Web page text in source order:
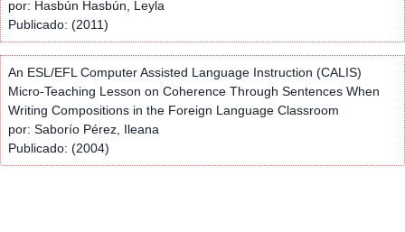
por: Hasbún Hasbún, Leyla
Publicado: (2011)
An ESL/EFL Computer Assisted Language Instruction (CALIS)
Micro-Teaching Lesson on Coherence Through Sentences When
Writing Compositions in the Foreign Language Classroom
por: Saborío Pérez, Ileana
Publicado: (2004)